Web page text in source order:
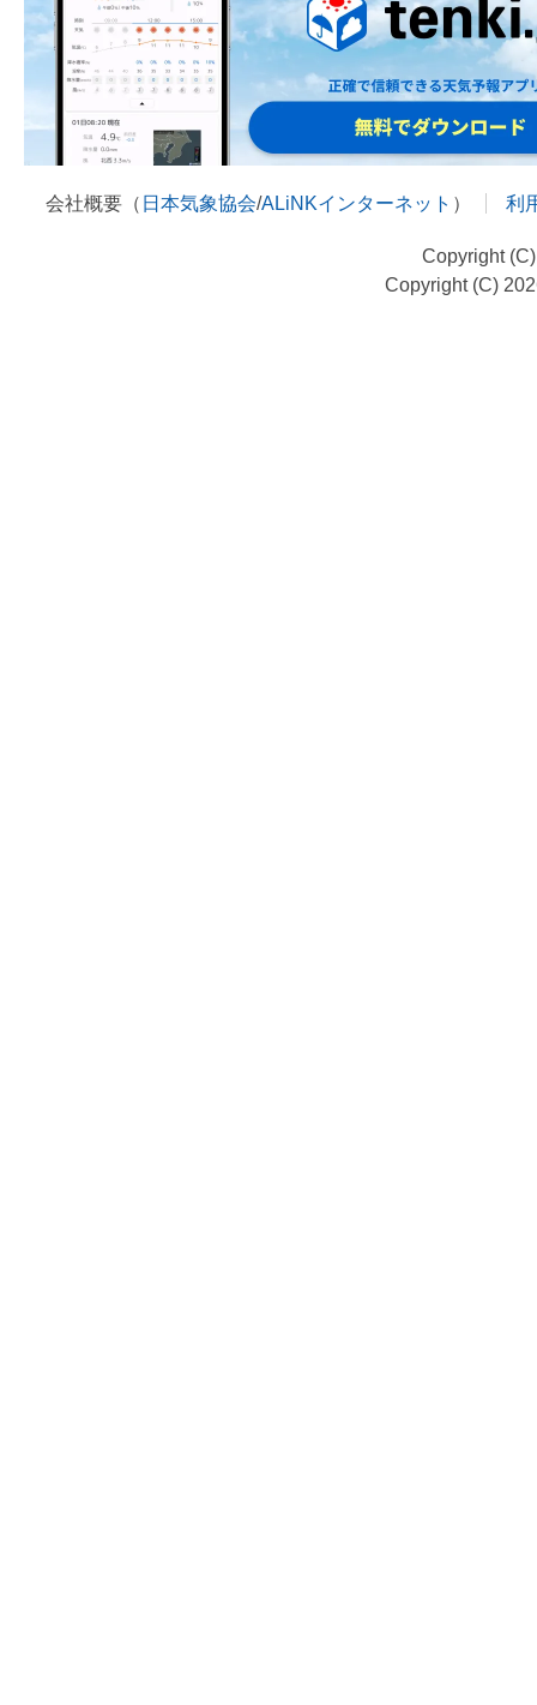
会社概要（ 日本気象協会/ALiNKインターネット ） 利
Copyright
Copyright (C)